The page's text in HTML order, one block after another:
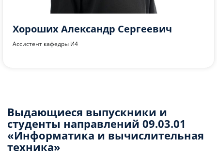
Портнягин Александр Сергеевич
Ассистент кафедры И4
Выдающиеся выпускники и
студенты направлений 09.03.01
«Информатика и вычислительная
техника»